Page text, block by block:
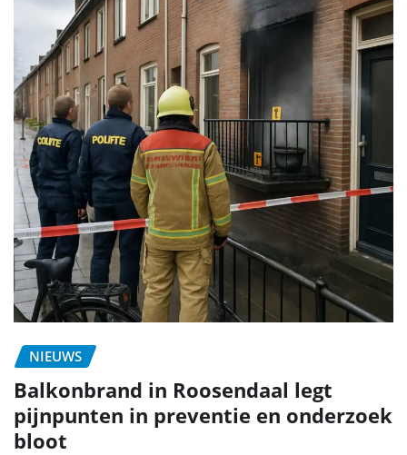
NIEUWS
Balkonbrand in Roosendaal legt
pijnpunten in preventie en onderzoek
bloot